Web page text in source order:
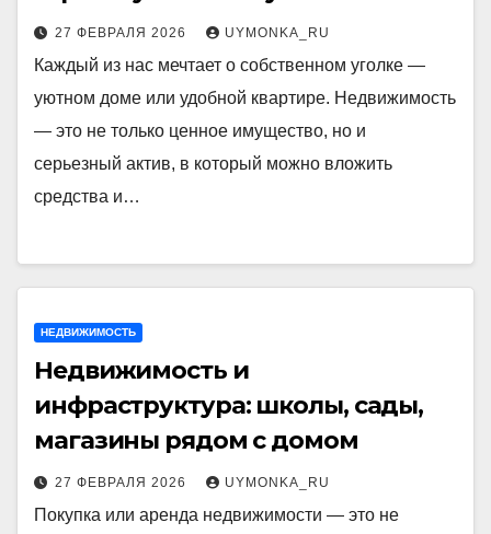
27 ФЕВРАЛЯ 2026 UYMONKA_RU
Каждый из нас мечтает о собственном уголке —
уютном доме или удобной квартире. Недвижимость
— это не только ценное имущество, но и
серьезный актив, в который можно вложить
средства и…
НЕДВИЖИМОСТЬ
Недвижимость и
инфраструктура: школы, сады,
магазины рядом с домом
27 ФЕВРАЛЯ 2026 UYMONKA_RU
Покупка или аренда недвижимости — это не